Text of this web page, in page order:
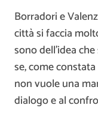
Borradori e
città si faccia
sono dell’idea
se, come
non vuole una
dialogo e al